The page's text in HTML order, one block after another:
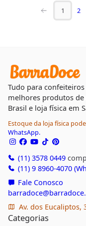
1 2
Tudo para
melhores produtos
Brasil e loja física em
Estoque da loja física
WhatsApp.
(11) 3578 0449
(11) 9 8960-4070
Fale Conosco
Av. dos Eucaliptos,
Categorias